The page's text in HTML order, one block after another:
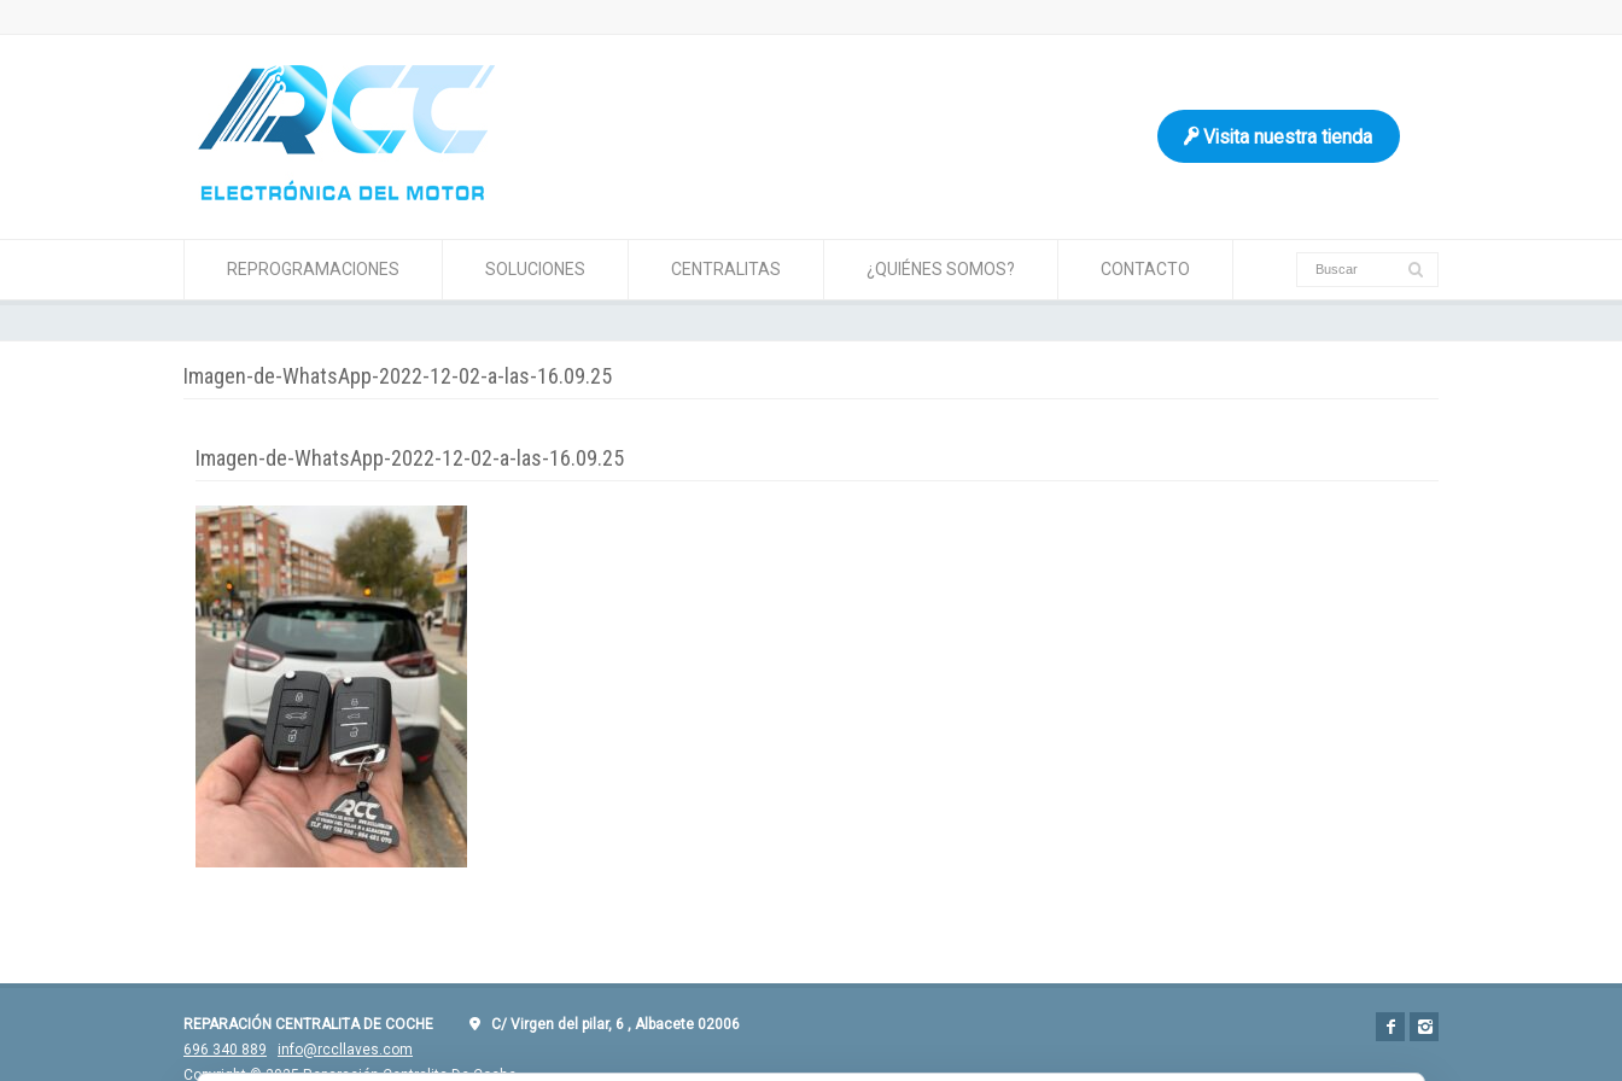
Visita nuestra tienda
REPROGRAMACIONES SOLUCIONES CENTRALITAS ¿QUIÉNES SOMOS? CONTACTO
Imagen-de-WhatsApp-2022-12-02-a-las-16.09.25
Imagen-de-WhatsApp-2022-12-02-a-las-16.09.25
REPARACIÓN CENTRALITA DE COCHE
C/ Virgen del pilar, 6 , Albacete 02006
696 340 889
info@rccllaves.com
Copyright © 2025 Reparación Centralita De Coche